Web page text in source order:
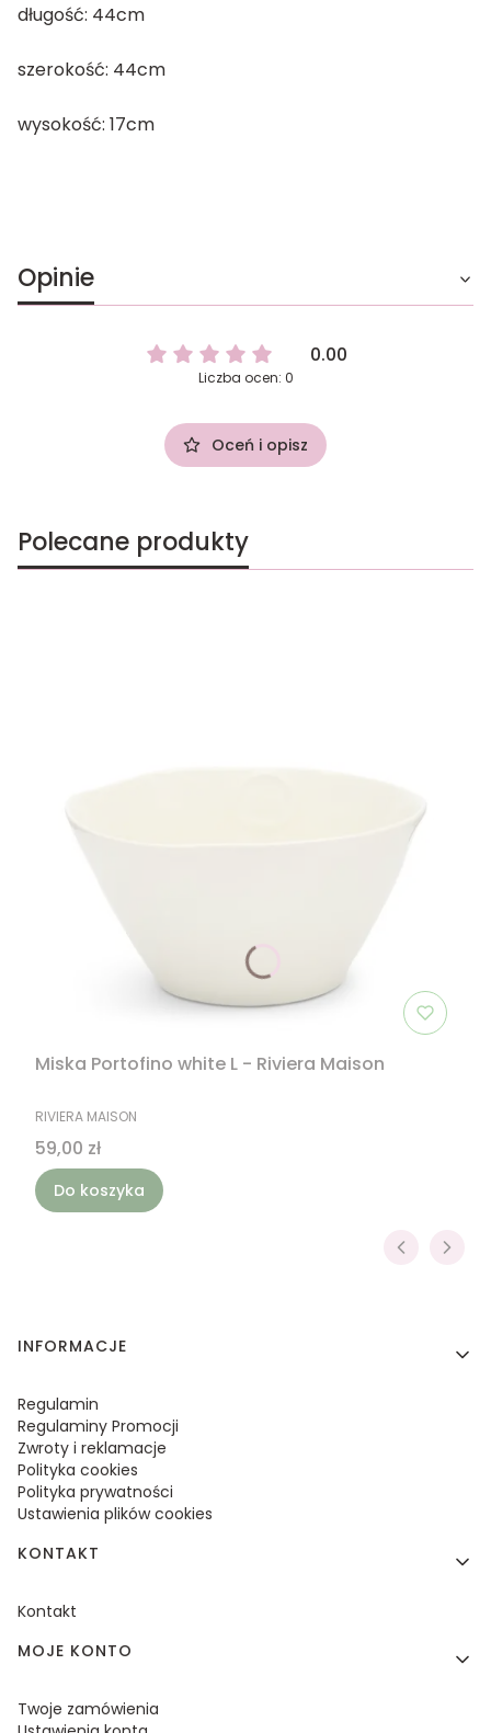
długość: 44cm
szerokość: 44cm
wysokość: 17cm
Opinie
0.00
Liczba ocen: 0
Oceń i opisz
Polecane produkty
Miska Portofino white L - Riviera Maison
PRODUCENT
RIVIERA MAISON
Cena
59,00 zł
Do koszyka
Linki w stopce
INFORMACJE
Regulamin
Regulaminy Promocji
Zwroty i reklamacje
Polityka cookies
Polityka prywatności
Ustawienia plików cookies
KONTAKT
Kontakt
MOJE KONTO
Twoje zamówienia